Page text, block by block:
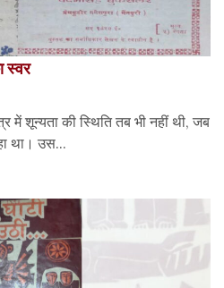
स्वर
में शून्यता की स्थिति तब भी नहीं थी, जब
था। उस...